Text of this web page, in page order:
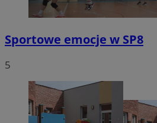
Sportowe emocje w SP8
5